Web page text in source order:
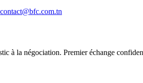
contact@bfc.com.tn
à la négociation. Premier échange